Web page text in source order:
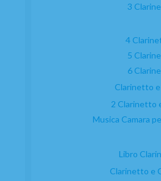
3
4
5
6
Clarinetto e
2 Clarinetto
Musica Camara
Libro
Clarinetto e